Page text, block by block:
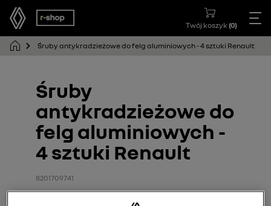
Twój koszyk (0)
Śruby antykradzieżowe do felg aluminiowych - 4 sztuki Renault
Śruby
antykradzieżowe do
felg aluminiowych -
4 sztuki Renault
8201709741